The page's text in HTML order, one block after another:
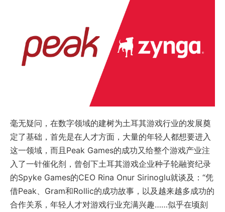
毫无疑问，在数字领域的建树为土耳其游戏行业的发展奠
定了基础，首先是在人才方面，大量的年轻人都想要进入
这一领域，而且Peak Games的成功又给整个游戏产业注
入了一针催化剂，曾创下土耳其游戏企业种子轮融资纪录
的Spyke Games的CEO Rina Onur Sirinoglu就谈及：“凭
借Peak、Gram和Rollic的成功故事，以及越来越多成功的
合作关系，年轻人才对游戏行业充满兴趣……似乎在顷刻